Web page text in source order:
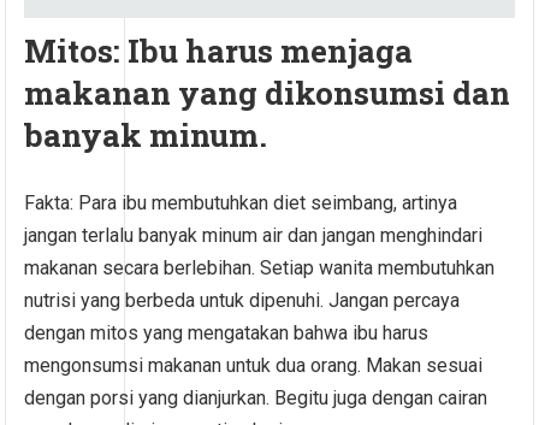
Mitos: Ibu harus menjaga
makanan yang dikonsumsi dan
banyak minum.
Fakta: Para ibu membutuhkan diet seimbang, artinya
jangan terlalu banyak minum air dan jangan menghindari
makanan secara berlebihan. Setiap wanita membutuhkan
nutrisi yang berbeda untuk dipenuhi. Jangan percaya
dengan mitos yang mengatakan bahwa ibu harus
mengonsumsi makanan untuk dua orang. Makan sesuai
dengan porsi yang dianjurkan. Begitu juga dengan cairan